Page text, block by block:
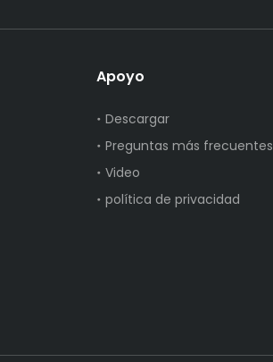
Apoyo
Descargar
Preguntas más frecuentes
Video
política de privacidad